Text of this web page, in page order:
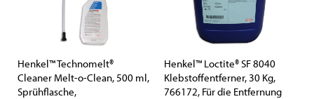
Henkel™ Technomelt®
Cleaner Melt-o-Clean, 500 ml,
Sprühflasche,
Henkel™ Loctite® SF 8040
Klebstoffentferner, 30 Kg,
766172, Für die Entfernung